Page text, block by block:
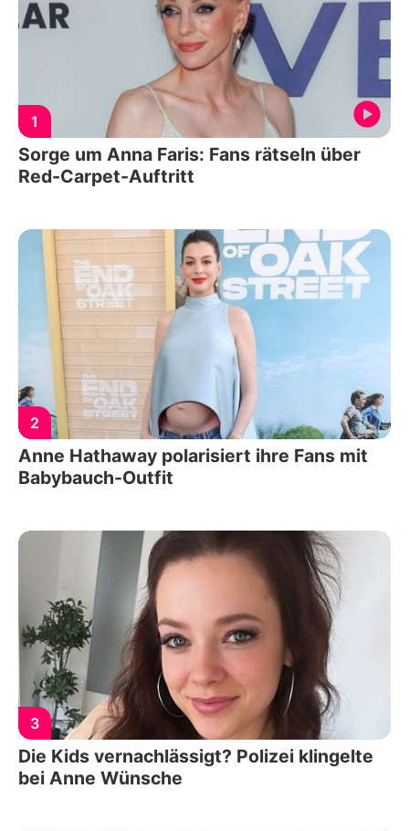
1
Sorge um Anna Faris: Fans rätseln über
Red-Carpet-Auftritt
2
Anne Hathaway polarisiert ihre Fans mit
Babybauch-Outfit
3
Die Kids vernachlässigt? Polizei klingelte
bei Anne Wünsche